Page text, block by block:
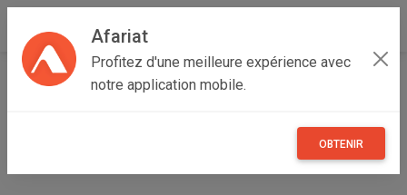
Afariat
Profitez d'une meilleure expérience avec
notre application mobile.
OBTENIR
Accueil Recherche Cap bon - Sahel